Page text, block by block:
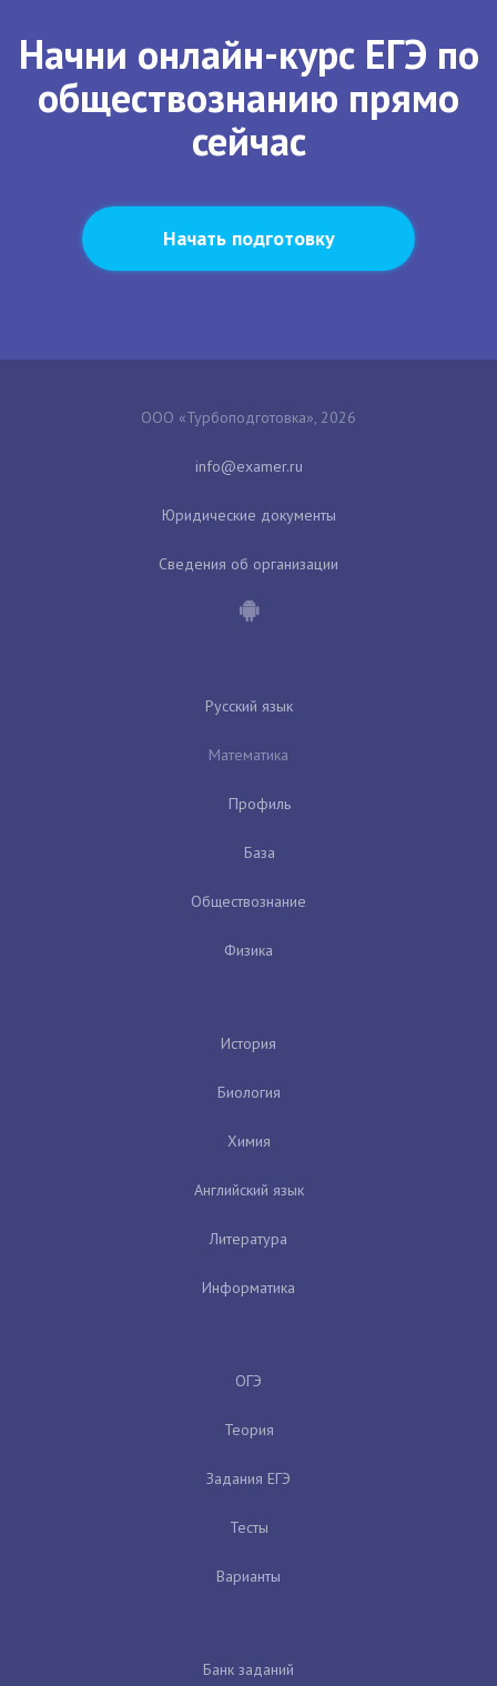
Начни онлайн-курс ЕГЭ по
обществознанию прямо
сейчас
Начать подготовку
ООО «Турбоподготовка», 2026
Юридические документы
Сведения об организации
Русский язык
Математика
Профиль
База
Обществознание
Физика
История
Биология
Химия
Английский язык
Литература
Информатика
ОГЭ
Теория
Задания ЕГЭ
Тесты
Варианты
Банк заданий